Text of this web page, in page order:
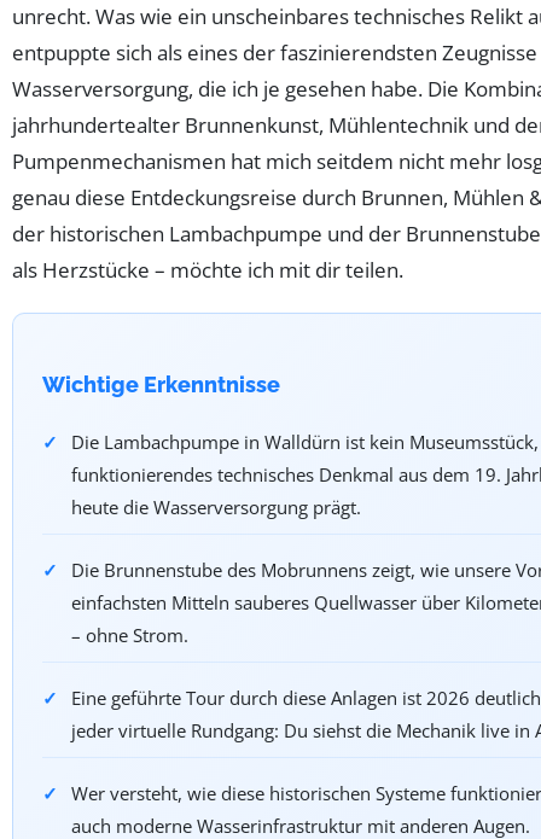
unrecht. Was wie ein unscheinbares technisches Relikt
entpuppte sich als eines der faszinierendsten
Wasserversorgung, die ich je gesehen habe. Die
jahrhundertealter Brunnenkunst, Mühlentechnik und
Pumpenmechanismen hat mich seitdem nicht mehr
genau diese Entdeckungsreise durch Brunnen, Mühlen
der historischen Lambachpumpe und der
als Herzstücke – möchte ich mit dir teilen.
Wichtige Erkenntnisse
Die Lambachpumpe in Walldürn ist kein
funktionierendes technisches Denkmal aus dem 19.
heute die Wasserversorgung prägt.
Die Brunnenstube des Mobrunnens zeigt, wie unsere
einfachsten Mitteln sauberes Quellwasser über
– ohne Strom.
Eine geführte Tour durch diese Anlagen ist 2026
jeder virtuelle Rundgang: Du siehst die Mechanik live in
Wer versteht, wie diese historischen Systeme
auch moderne Wasserinfrastruktur mit anderen Augen.